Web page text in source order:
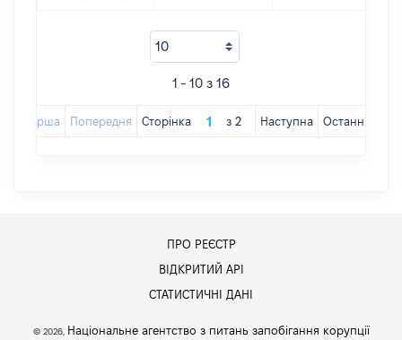
1 - 10 з 16
Перша Попередня Сторінка з 2 Наступна Остання
ПРО РЕЄСТР
ВІДКРИТИЙ АРІ
СТАТИСТИЧНІ ДАНІ
© 2026, Національне агентство з питань запобігання корупції